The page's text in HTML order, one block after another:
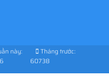
này:
Tháng trước:
60738